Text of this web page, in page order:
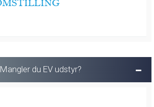
Mangler du EV udstyr?